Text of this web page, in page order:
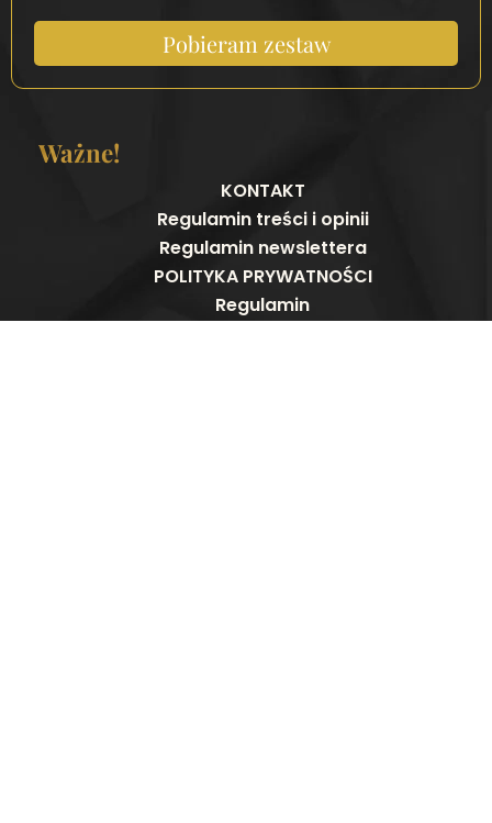
Pobieram zestaw
Ważne!
KONTAKT
Regulamin treści i opinii
Regulamin newslettera
POLITYKA PRYWATNOŚCI
Regulamin